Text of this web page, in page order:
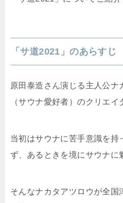
「サ道2021」のあらすじ
原田泰造さん演じる主人公ナ
（サウナ愛好者）のクリエイ
当初はサウナに苦手意識を持
ず、あるときを境にサウナに
そんなナカタアツロウが全国